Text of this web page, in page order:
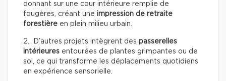
donnant sur une cour intérieure remplie de
fougères, créant une impression de retraite
forestière en plein milieu urbain.
2. D’autres projets intègrent des passerelles
intérieures entourées de plantes grimpantes ou de
sol, ce qui transforme les déplacements quotidiens
en expérience sensorielle.